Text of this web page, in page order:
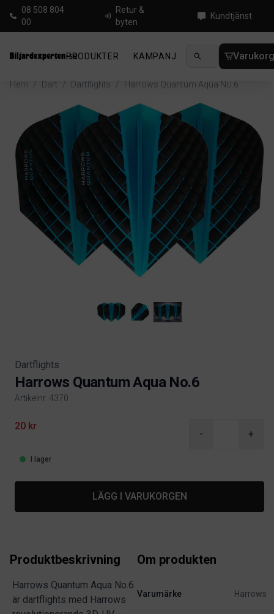
08 508 804
00
Retur &
byten
Kundtjänst
PRODUKTER KAMPANJ NYHETER
Hem / Dart / Dartflights / Harrows Quantum Aqua No.6
Dartflights
Harrows Quantum Aqua No.6
Artikelnr. 4370
Product information
20 kr
- +
I lager
LÄGG I VARUKORGEN
Produktbeskrivning
Harrows Quantum Aqua No.6
är dartflights med Harrows
Om produkten
Varumärke Harrows